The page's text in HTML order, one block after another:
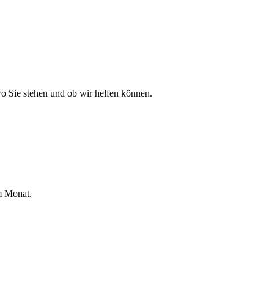
Sie stehen und ob wir helfen können.
Monat.